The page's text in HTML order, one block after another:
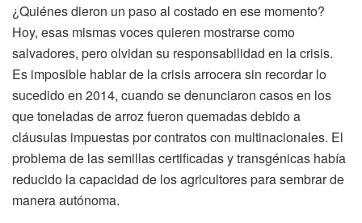
¿Quiénes dieron un paso al costado en ese momento?
Hoy, esas mismas voces quieren mostrarse como
salvadores, pero olvidan su responsabilidad en la crisis.
Es imposible hablar de la crisis arrocera sin recordar lo
sucedido en 2014, cuando se denunciaron casos en los
que toneladas de arroz fueron quemadas debido a
cláusulas impuestas por contratos con multinacionales. El
problema de las semillas certificadas y transgénicas había
reducido la capacidad de los agricultores para sembrar de
manera autónoma.